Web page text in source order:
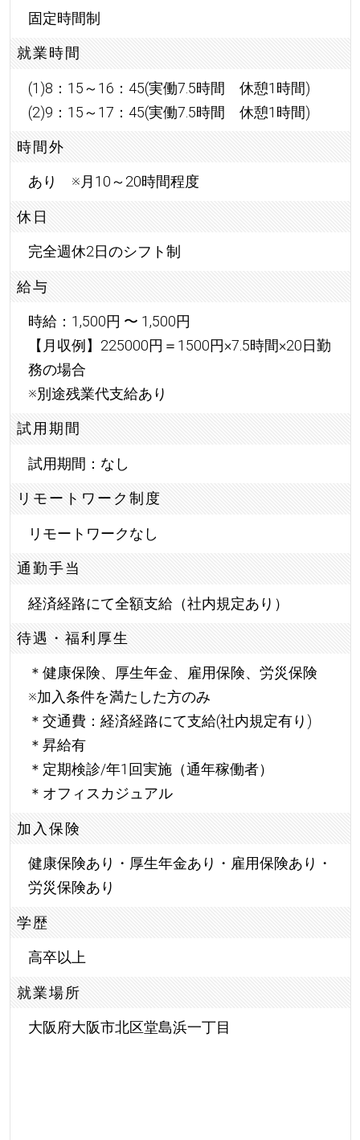
固定時間制
就業時間
(1)8：15～16：45(実働7.5時間 休憩1時間)
(2)9：15～17：45(実働7.5時間 休憩1時間)
時間外
あり ※月10～20時間程度
休日
完全週休2日のシフト制
給与
時給：1,500円 〜 1,500円
【月収例】225000円＝1500円×7.5時間×20日勤
務の場合
※別途残業代支給あり
試用期間
試用期間：なし
リモートワーク制度
リモートワークなし
通勤手当
経済経路にて全額支給（社内規定あり）
待遇・福利厚生
＊健康保険、厚生年金、雇用保険、労災保険
※加入条件を満たした方のみ
＊交通費：経済経路にて支給(社内規定有り)
＊昇給有
＊定期検診/年1回実施（通年稼働者）
＊オフィスカジュアル
加入保険
健康保険あり・厚生年金あり・雇用保険あり・
労災保険あり
学歴
高卒以上
就業場所
大阪府大阪市北区堂島浜一丁目